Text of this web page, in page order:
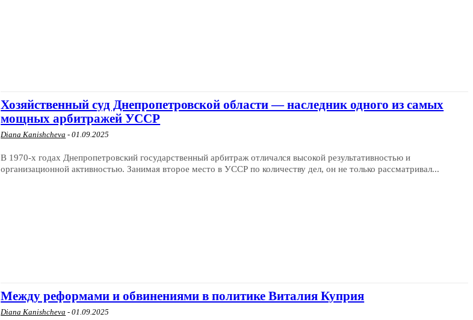
Хозяйственный суд Днепропетровской области — наследник одного из самых
мощных арбитражей УССР
Diana Kanishcheva - 01.09.2025
В 1970-х годах Днепропетровский государственный арбитраж отличался высокой результативностью и
организационной активностью. Занимая второе место в УССР по количеству дел, он не только рассматривал...
Между реформами и обвинениями в политике Виталия Куприя
Diana Kanishcheva - 01.09.2025